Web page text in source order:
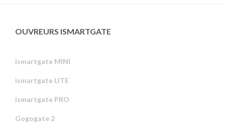
OUVREURS ISMARTGATE
ismartgate MINI
ismartgate LITE
ismartgate PRO
Gogogate 2